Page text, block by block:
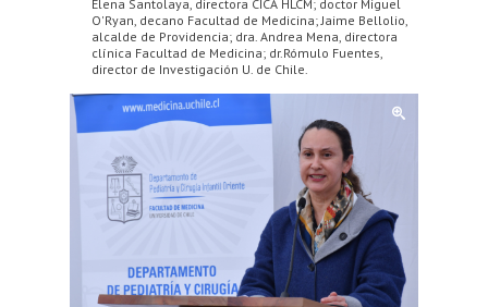
Elena Santolaya, directora CICA HLCM; doctor Miguel
O'Ryan, decano Facultad de Medicina; Jaime Bellolio,
alcalde de Providencia; dra. Andrea Mena, directora
clínica Facultad de Medicina; dr.Rómulo Fuentes,
director de Investigación U. de Chile.